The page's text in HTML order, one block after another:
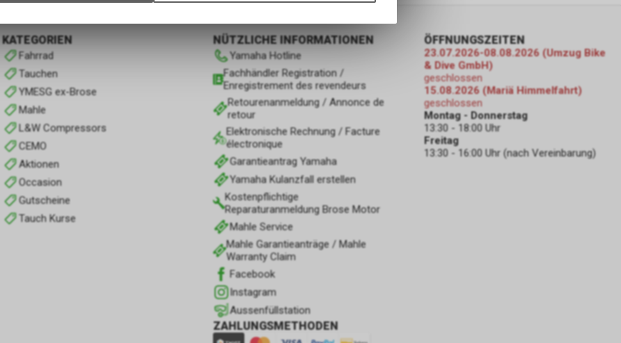
KATEGORIEN
Fahrrad
Tauchen
YMESG ex-Brose
Mahle
L&W Compressors
CEMO
Aktionen
Occasion
Gutscheine
Tauch Kurse
NÜTZLICHE INFORMATIONEN
Yamaha Hotline
Fachhändler Registration /
Enregistrement des revendeurs
Retourenanmeldung / Annonce de
retour
Elektronische Rechnung / Facture
électronique
Garantieantrag Yamaha
Yamaha Kulanzfall erstellen
Kostenpflichtige
Reparaturanmeldung Brose Motor
Mahle Service
Mahle Garantieanträge / Mahle
Warranty Claim
Facebook
Instagram
Aussenfüllstation
ZAHLUNGSMETHODEN
ÖFFNUNGSZEITEN
23.07.2026-08.08.2026 (Umzug Bike
& Dive GmbH)
geschlossen
15.08.2026 (Mariä Himmelfahrt)
geschlossen
Montag - Donnerstag
13:30 - 18:00 Uhr
Freitag
13:30 - 16:00 Uhr (nach Vereinbarung)
zulassen.